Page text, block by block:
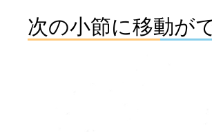
次の小節に移動が